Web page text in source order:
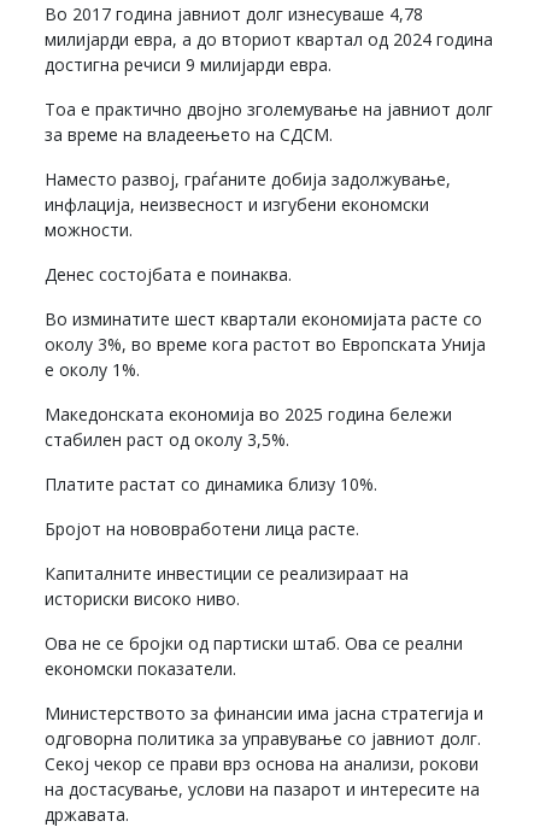
Во 2017 година јавниот долг изнесуваше 4,78
милијарди евра, а до вториот квартал од 2024 година
достигна речиси 9 милијарди евра.
Тоа е практично двојно зголемување на јавниот долг
за време на владеењето на СДСМ.
Наместо развој, граѓаните добија задолжување,
инфлација, неизвесност и изгубени економски
можности.
Денес состојбата е поинаква.
Во изминатите шест квартали економијата расте со
околу 3%, во време кога растот во Европската Унија
е околу 1%.
Македонската економија во 2025 година бележи
стабилен раст од околу 3,5%.
Платите растат со динамика близу 10%.
Бројот на нововработени лица расте.
Капиталните инвестиции се реализираат на
историски високо ниво.
Ова не се бројки од партиски штаб. Ова се реални
економски показатели.
Министерството за финансии има јасна стратегија и
одговорна политика за управување со јавниот долг.
Секој чекор се прави врз основа на анализи, рокови
на достасување, услови на пазарот и интересите на
државата.